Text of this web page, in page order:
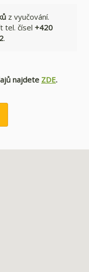
z vyučování.
tel. čísel +420
.
najdete ZDE.